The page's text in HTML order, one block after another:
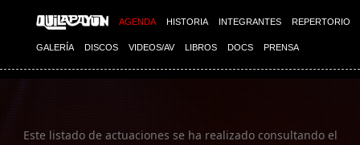
AGENDA HISTORIA INTEGRANTES REPERTORIO
GALERÍA DISCOS VIDEOS/AV LIBROS DOCS PRENSA
Imagen 01
Este listado de actuaciones se ha realizado consultando el